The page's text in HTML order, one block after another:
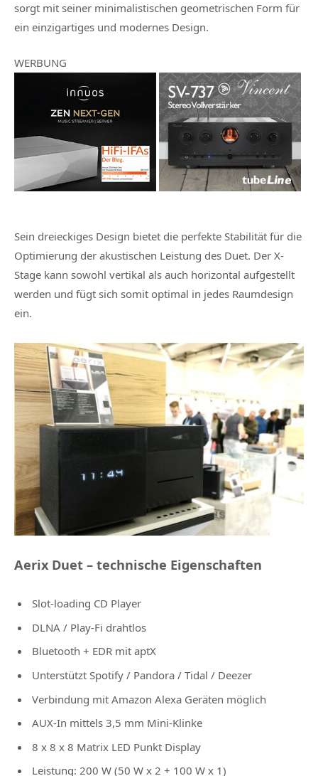
sorgt mit seiner minimalistischen geometrischen Form für
ein einzigartiges und modernes Design.
WERBUNG
Sein dreieckiges Design bietet die perfekte Stabilität für die
Optimierung der akustischen Leistung des Duet. Der X-
Stage kann sowohl vertikal als auch horizontal aufgestellt
werden und fügt sich somit optimal in jedes Raumdesign
ein.
Aerix Duet – technische Eigenschaften
Slot-loading CD Player
DLNA / Play-Fi drahtlos
Bluetooth + EDR mit aptX
Unterstützt Spotify / Pandora / Tidal / Deezer
Verbindung mit Amazon Alexa Geräten möglich
AUX-In mittels 3,5 mm Mini-Klinke
8 x 8 x 8 Matrix LED Punkt Display
Leistung: 200 W (50 W x 2 + 100 W x 1)